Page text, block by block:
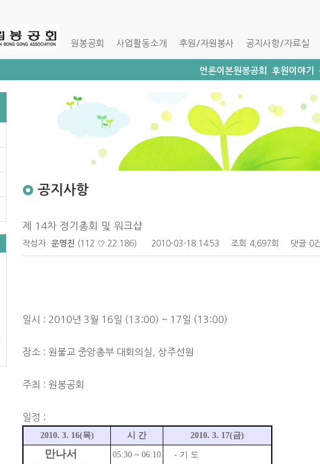
원봉공회 사업활동소개 후원/자원봉사 공지사항/자료실
언론이본원봉공회 후원이야기
공지사항
제 14차 정기총회 및 워크샵
작성자 운영진 (112.♡.22.186) 2010-03-18 14:53 조회 4,697회 댓글 0
일시 : 2010년 3월 16일 (13:00) ~ 17일 (13:00)
장소 : 원불교 중앙총부 대회의실, 상주선원
주최 : 원봉공회
일정 :
2010. 3. 16(목) 시 간 2010. 3. 17(금)
만나서
05:30 ~ 06:10 - 기 도